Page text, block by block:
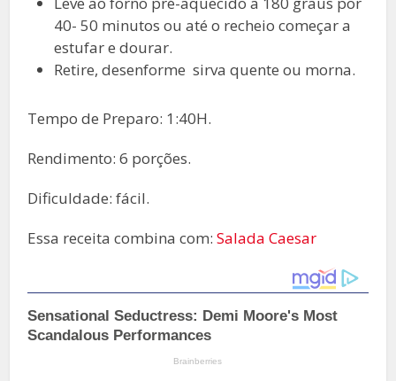
40- 50 minutos ou até o recheio começar a
estufar e dourar.
Retire, desenforme sirva quente ou morna.
Tempo de Preparo: 1:40H.
Rendimento: 6 porções.
Dificuldade: fácil.
Essa receita combina com:Salada Caesar